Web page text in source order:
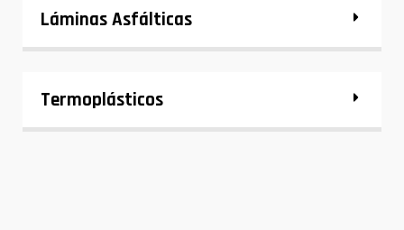
Láminas Asfálticas
Termoplásticos